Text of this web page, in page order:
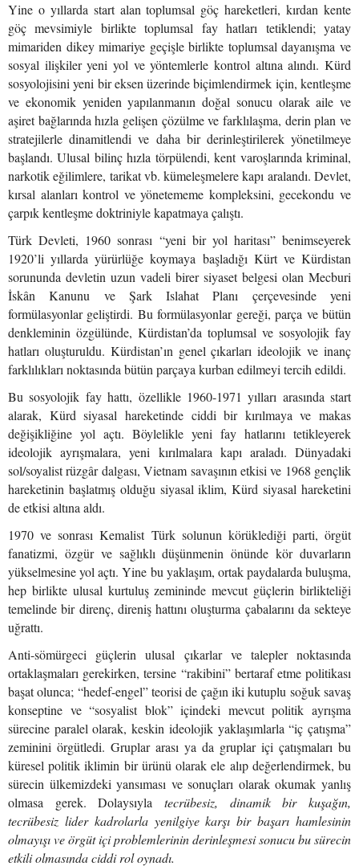
Yine o yıllarda start alan toplumsal göç hareketleri, kırdan kente
göç mevsimiyle birlikte toplumsal fay hatları tetiklendi; yatay
mimariden dikey mimariye geçişle birlikte toplumsal dayanışma ve
sosyal ilişkiler yeni yol ve yöntemlerle kontrol altına alındı. Kürd
sosyolojisini yeni bir eksen üzerinde biçimlendirmek için, kentleşme
ve ekonomik yeniden yapılanmanın doğal sonucu olarak aile ve
aşiret bağlarında hızla gelişen çözülme ve farklılaşma, derin plan ve
stratejilerle dinamitlendi ve daha bir derinleştirilerek yönetilmeye
başlandı. Ulusal bilinç hızla törpülendi, kent varoşlarında kriminal,
narkotik eğilimlere, tarikat vb. kümeleşmelere kapı aralandı. Devlet,
kırsal alanları kontrol ve yönetememe kompleksini, gecekondu ve
çarpık kentleşme doktriniyle kapatmaya çalıştı.
Türk Devleti, 1960 sonrası “yeni bir yol haritası” benimseyerek
1920’li yıllarda yürürlüğe koymaya başladığı Kürt ve Kürdistan
sorununda devletin uzun vadeli birer siyaset belgesi olan Mecburi
İskân Kanunu ve Şark Islahat Planı çerçevesinde yeni
formülasyonlar geliştirdi. Bu formülasyonlar gereği, parça ve bütün
denkleminin özgülünde, Kürdistan’da toplumsal ve sosyolojik fay
hatları oluşturuldu. Kürdistan’ın genel çıkarları ideolojik ve inanç
farklılıkları noktasında bütün parçaya kurban edilmeyi tercih edildi.
Bu sosyolojik fay hattı, özellikle 1960-1971 yılları arasında start
alarak, Kürd siyasal hareketinde ciddi bir kırılmaya ve makas
değişikliğine yol açtı. Böylelikle yeni fay hatlarını tetikleyerek
ideolojik ayrışmalara, yeni kırılmalara kapı araladı. Dünyadaki
sol/soyalist rüzgâr dalgası, Vietnam savaşının etkisi ve 1968 gençlik
hareketinin başlatmış olduğu siyasal iklim, Kürd siyasal hareketini
de etkisi altına aldı.
1970 ve sonrası Kemalist Türk solunun körüklediği parti, örgüt
fanatizmi, özgür ve sağlıklı düşünmenin önünde kör duvarların
yükselmesine yol açtı. Yine bu yaklaşım, ortak paydalarda buluşma,
hep birlikte ulusal kurtuluş zemininde mevcut güçlerin birlikteliği
temelinde bir direnç, direniş hattını oluşturma çabalarını da sekteye
uğrattı.
Anti-sömürgeci güçlerin ulusal çıkarlar ve talepler noktasında
ortaklaşmaları gerekirken, tersine “rakibini” bertaraf etme politikası
başat olunca; “hedef-engel” teorisi de çağın iki kutuplu soğuk savaş
konseptine ve “sosyalist blok” içindeki mevcut politik ayrışma
sürecine paralel olarak, keskin ideolojik yaklaşımlarla “iç çatışma”
zeminini örgütledi. Gruplar arası ya da gruplar içi çatışmaları bu
küresel politik iklimin bir ürünü olarak ele alıp değerlendirmek, bu
sürecin ülkemizdeki yansıması ve sonuçları olarak okumak yanlış
olmasa gerek. Dolaysıyla tecrübesiz, dinamik bir kuşağın,
tecrübesiz lider kadrolarla yenilgiye karşı bir başarı hamlesinin
olmayışı ve örgüt içi problemlerinin derinleşmesi sonucu bu sürecin
etkili olmasında ciddi rol oynadı.